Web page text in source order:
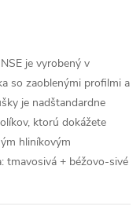
je vyrobený v
so zaoblenými profilmi a
je nadštandardne
ktorú dokážete
hliníkovým
tmavosivá + béžovo-sivé